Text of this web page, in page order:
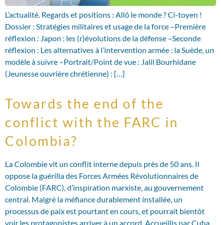
L’actualité. Regards et positions : Allô le monde ? Ci-toyen !
Dossier : Stratégies militaires et usage de la force –Première
réflexion : Japon : les (r)évolutions de la défense –Seconde
réflexion : Les alternatives à l’intervention armée : la Suède, un
modèle à suivre –Portrait/Point de vue : Jalil Bourhidane
(Jeunesse ouvrière chrétienne) : […]
Towards the end of the
conflict with the FARC in
Colombia?
La Colombie vit un conflit interne depuis près de 50 ans. Il
oppose la guérilla des Forces Armées Révolutionnaires de
Colombie (FARC), d’inspiration marxiste, au gouvernement
central. Malgré la méfiance durablement installée, un
processus de paix est pourtant en cours, et pourrait bientôt
voir les protagonistes arriver à un accord. Accueillis par Cuba,